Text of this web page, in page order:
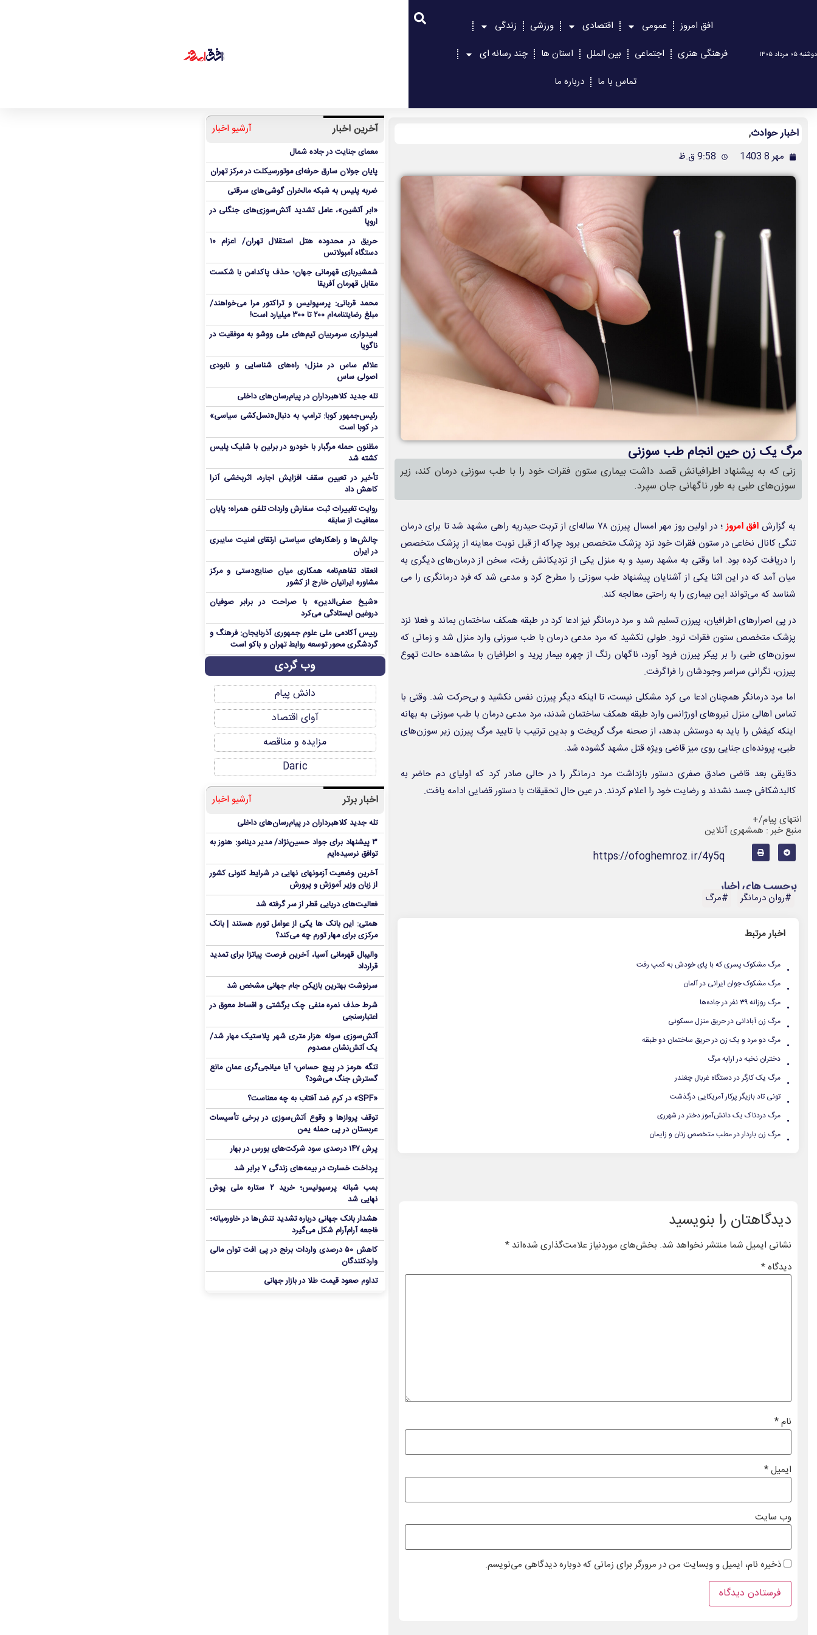
دوشنبه ۰۵ مرداد ۱۴۰۵
افق امروز عمومی اقتصادی ورزشی
زندگی
فرهنگی هنری
اجتماعی بین الملل استان ها
چند رسانه ای
تماس با ما
درباره ما
اخبار حوادث,
مهر 8 1403 9:58 ق.ظ
مرگ یک زن حین انجام طب سوزنی
زنی که به پیشنهاد اطرافیانش قصد داشت بیماری ستون فقرات خود را با طب سوزنی درمان کند، زیر
سوزن‌های طبی به طور ناگهانی جان سپرد.
به گزارش افق امروز
؛ در اولین روز مهر امسال پیرزن ۷۸ ساله‌ای از تربت حیدریه راهی مشهد شد تا برای درمان
تنگی کانال نخاعی در ستون فقرات خود نزد پزشک متخصص برود چراکه از قبل نوبت معاینه از پزشک متخصص
را دریافت کرده بود. اما وقتی به مشهد رسید و به منزل یکی از نزدیکانش رفت، سخن از درمان‌های دیگری به
میان آمد که در این اثنا یکی از آشنایان پیشنهاد طب سوزنی را مطرح کرد و مدعی شد که فرد درمانگری را می
شناسد که می‌تواند این بیماری را به راحتی معالجه کند.
در پی اصرارهای اطرافیان، پیرزن تسلیم شد و مرد درمانگر نیز ادعا کرد در طبقه همکف ساختمان بماند و فعلا نزد
پزشک متخصص ستون فقرات نرود. طولی نکشید که مرد مدعی درمان با طب سوزنی وارد منزل شد و زمانی که
سوزن‌های طبی را بر پیکر پیرزن فرود آورد، ناگهان رنگ از چهره بیمار پرید و اطرافیان با مشاهده حالت تهوع
پیرزن، نگرانی سراسر وجودشان را فراگرفت.
اما مرد درمانگر همچنان ادعا می کرد مشکلی نیست، تا اینکه دیگر پیرزن نفس نکشید و بی‌حرکت شد. وقتی با
تماس اهالی منزل نیروهای اورژانس وارد طبقه همکف ساختمان شدند، مرد مدعی درمان با طب سوزنی به بهانه
اینکه کیفش را باید به دوستش بدهد، از صحنه مرگ گریخت و بدین ترتیب با تایید مرگ پیرزن زیر سوزن‌های
طبی، پرونده‌ای جنایی روی میز قاضی ویژه قتل مشهد گشوده شد.
دقایقی بعد قاضی صادق صفری دستور بازداشت مرد درمانگر را در حالی صادر کرد که اولیای دم حاضر به
کالبدشکافی جسد نشدند و رضایت خود را اعلام کردند. در عین حال تحقیقات با دستور قضایی ادامه یافت.
انتهای پیام/+
منبع خبر : همشهری آنلاین
https://ofoghemroz.ir/4y5q
برچسب های اخبار
#روان درمانگر #مرگ
اخبار مرتبط
. مرگ مشکوک پسری که با پای خودش به کمپ رفت
. مرگ مشکوک جوان ایرانی در آلمان
. مرگ روزانه ۳۹ نفر در جاده‌ها
. مرگ زن آبادانی در حریق منزل مسکونی
. مرگ دو مرد و یک زن در حریق ساختمان دو طبقه
. دختران نخبه در ارابه مرگ
. مرگ یک کارگر در دستگاه غربال چغندر
. تونی تاد بازیگر پرکار آمریکایی درگذشت
. مرگ دردناک یک دانش‌آموز دختر در شهرری
. مرگ زن باردار در مطب متخصص زنان و زایمان
دیدگاهتان را بنویسید
نشانی ایمیل شما منتشر نخواهد شد. بخش‌های موردنیاز علامت‌گذاری شده‌اند*
دیدگاه*
نام*
ایمیل*
وب‌ سایت
ذخیره نام، ایمیل و وبسایت من در مرورگر برای زمانی که دوباره دیدگاهی می‌نویسم.
آخرین اخبار آرشیو اخبار
معمای جنایت در جاده شمال
پایان جولان سارق حرفه‌ای موتورسیکلت در مرکز تهران
ضربه پلیس به شبکه مالخران گوشی‌های سرقتی
«ابر آتشین»، عامل تشدید آتش‌سوزی‌های جنگلی در
اروپا
حریق در محدوده هتل استقلال تهران/ اعزام ۱۰
دستگاه آمبولانس
شمشیربازی قهرمانی جهان؛ حذف پاکدامن با شکست
مقابل قهرمان آفریقا
محمد قربانی: پرسپولیس و تراکتور مرا می‌خواهند/
مبلغ رضایتنامه‌ام ۲۰۰ تا ۳۰۰ میلیارد است!
امیدواری سرمربیان تیم‌های ملی ووشو به موفقیت در
ناگویا
علائم ساس در منزل؛ راه‌های شناسایی و نابودی
اصولی ساس
تله جدید کلاهبرداران در پیام‌رسان‌های داخلی
رئیس‌جمهور کوبا: ترامپ به دنبال«نسل‌کشی سیاسی»
در کوبا است
مظنون حمله مرگبار با خودرو در برلین با شلیک پلیس
کشته شد
تأخیر در تعیین سقف افزایش اجاره، اثربخشی آنرا
کاهش داد
روایت تغییرات ثبت سفارش واردات تلفن همراه؛ پایان
معافیت از سابقه
چالش‌ها و راهکارهای سیاستی ارتقای امنیت سایبری
در ایران
انعقاد تفاهم‌نامه همکاری میان صنایع‌دستی و مرکز
مشاوره ایرانیان خارج از کشور
«شیخ صفی‌الدین» با صراحت در برابر صوفیان
دروغین ایستادگی می‌کرد
رییس آکادمی ملی علوم جمهوری آذربایجان: فرهنگ و
گردشگری محور توسعه روابط تهران و باکو است
وب گردی
دانش پیام
آوای اقتصاد
مزایده و مناقصه
Daric
اخبار برتر آرشیو اخبار
تله جدید کلاهبرداران در پیام‌رسان‌های داخلی
۳ پیشنهاد برای جواد حسین‌نژاد/ مدیر دینامو: هنوز به
توافق نرسیده‌ایم
آخرین وضعیت آزمونهای نهایی در شرایط کنونی کشور
از زبان وزیر آموزش و پرورش
فعالیت‌های دریایی قطر از سر گرفته شد
همتی: این بانک ها یکی از عوامل تورم هستند | بانک
مرکزی برای مهار تورم چه می‌کند؟
والیبال قهرمانی آسیا، آخرین فرصت پیاتزا برای تمدید
قرارداد
سرنوشت بهترین بازیکن جام جهانی مشخص شد
شرط حذف نمره منفی چک برگشتی و اقساط معوق در
اعتبارسنجی
آتش‌سوزی سوله هزار متری شهر پلاستیک مهار شد/
یک آتش‌نشان مصدوم
تنگه هرمز در پیچ حساس؛ آیا میانجی‌گری عمان مانع
گسترش جنگ می‌شود؟
«SPF» در کرم ضد آفتاب به چه معناست؟
توقف پروازها و وقوع آتش‌سوزی در برخی تأسیسات
عربستان در پی حمله یمن
پرش ۱۴۷ درصدی سود شرکت‌های بورس در بهار
پرداخت خسارت در بیمه‌های زندگی ۷ برابر شد
بمب شبانه پرسپولیس؛ خرید ۲ ستاره ملی پوش
نهایی شد
هشدار بانک جهانی درباره تشدید تنش‌ها در خاورمیانه؛
فاجعه آرام‌آرام شکل می‌گیرد
کاهش ۵۰ درصدی واردات برنج در پی افت توان مالی
واردکنندگان
تداوم صعود قیمت طلا در بازار جهانی